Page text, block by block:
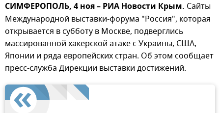
СИМФЕРОПОЛЬ, 4 ноя – РИА Новости Крым. Сайты
Международной выставки-форума "Россия", которая
открывается в субботу в Москве, подверглись
массированной хакерской атаке с Украины, США,
Японии и ряда европейских стран. Об этом сообщает
пресс-служба Дирекции выставки достижений.